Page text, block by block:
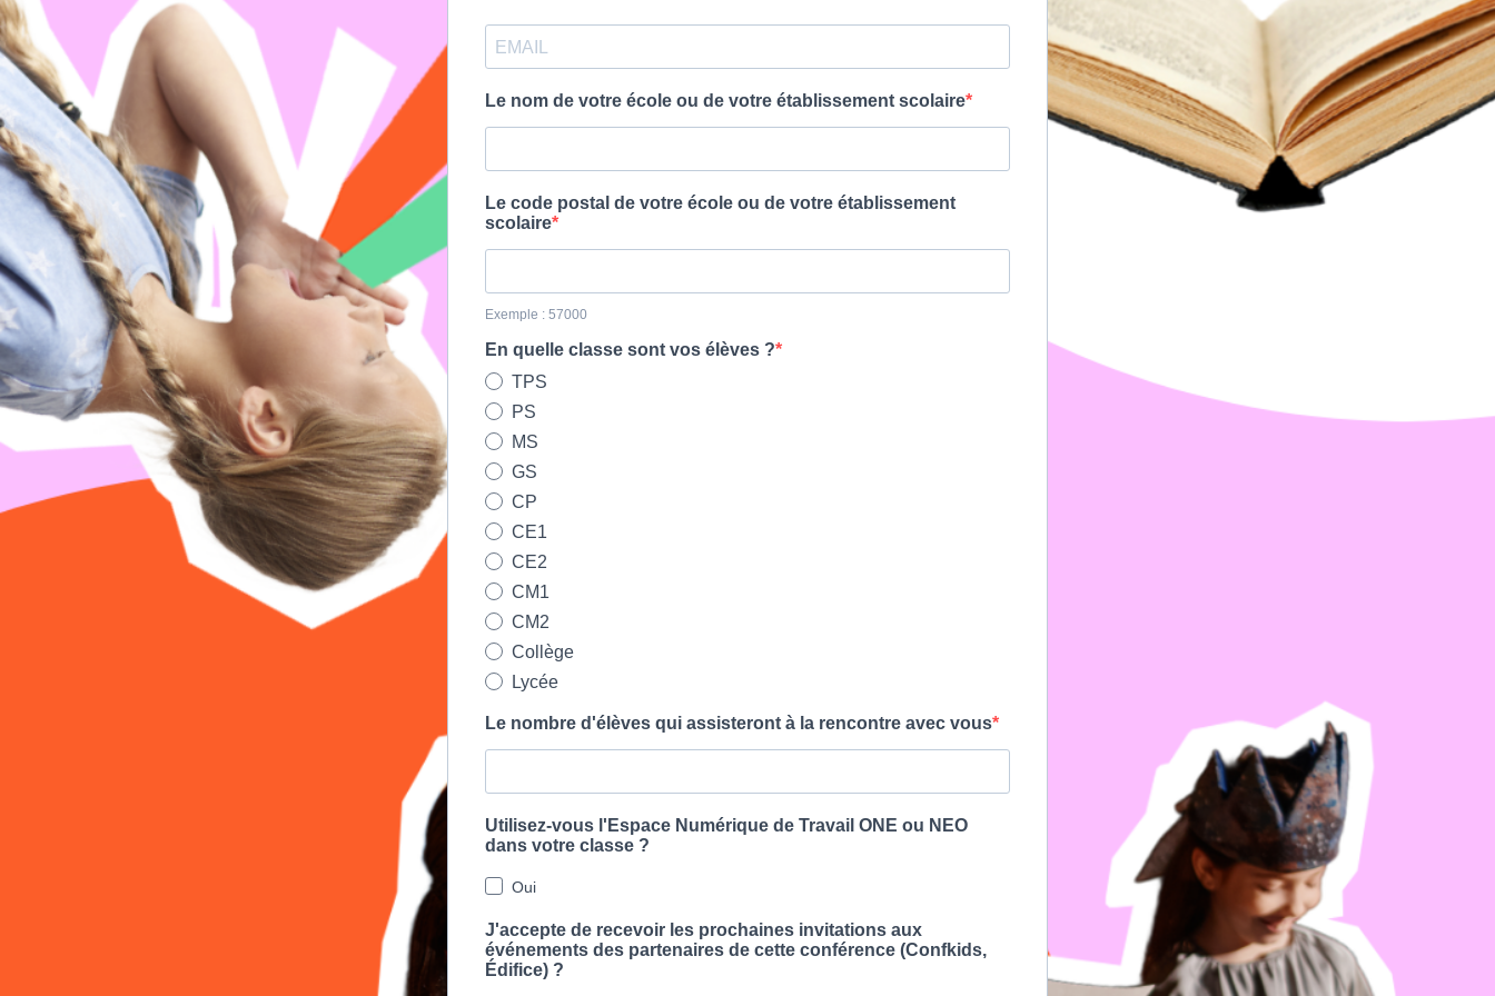
Le nom de votre école ou de votre établissement scolaire
Le code postal de votre école ou de votre établissement
scolaire
Exemple : 57000
En quelle classe sont vos élèves ?
TPS
PS
MS
GS
CP
CE1
CE2
CM1
CM2
Collège
Lycée
Le nombre d'élèves qui assisteront à la rencontre avec vous
Utilisez-vous l'Espace Numérique de Travail ONE ou NEO
dans votre classe ?
Oui
J'accepte de recevoir les prochaines invitations aux
événements des partenaires de cette conférence (Confkids,
Édifice) ?